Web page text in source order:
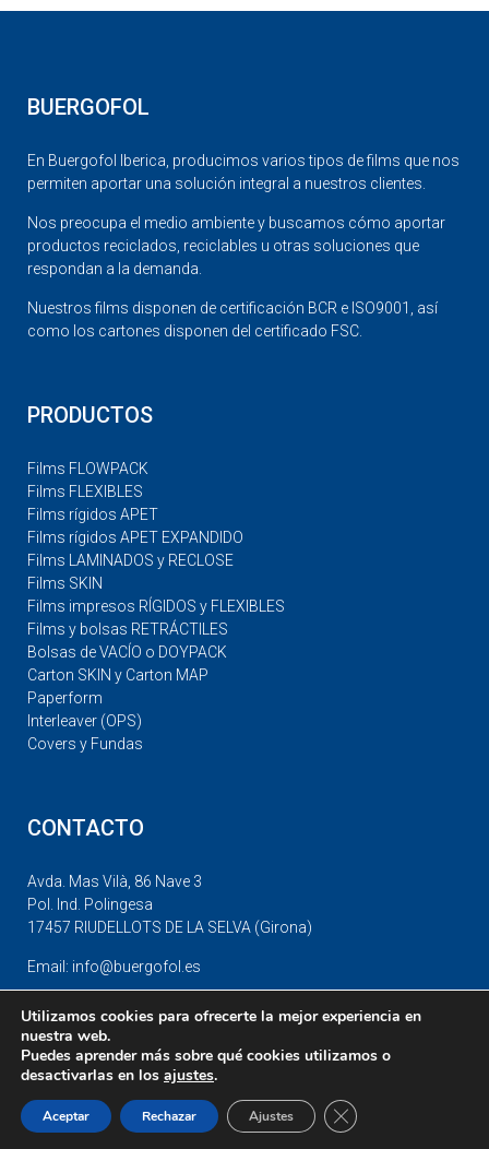
BUERGOFOL
En Buergofol Iberica, producimos varios tipos de films que nos
permiten aportar una solución integral a nuestros clientes.
Nos preocupa el medio ambiente y buscamos cómo aportar
productos reciclados, reciclables u otras soluciones que
respondan a la demanda.
Nuestros films disponen de certificación BCR e ISO9001, así
como los cartones disponen del certificado FSC.
PRODUCTOS
Films FLOWPACK
Films FLEXIBLES
Films rígidos APET
Films rígidos APET EXPANDIDO
Films LAMINADOS y RECLOSE
Films SKIN
Films impresos RÍGIDOS y FLEXIBLES
Films y bolsas RETRÁCTILES
Bolsas de VACÍO o DOYPACK
Carton SKIN y Carton MAP
Paperform
Interleaver (OPS)
Covers y Fundas
CONTACTO
Avda. Mas Vilà, 86 Nave 3
Pol. Ind. Polingesa
17457 RIUDELLOTS DE LA SELVA (Girona)
Email: info@buergofol.es
Fax: +34 972 412442
Política de protección de datos
Utilizamos cookies para ofrecerte la mejor experiencia en
nuestra web.
Puedes aprender más sobre qué cookies utilizamos o
desactivarlas en los ajustes.
Aceptar Rechazar Ajustes Cerrar el banner de